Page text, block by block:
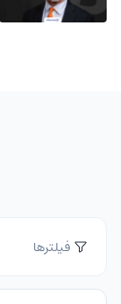
فیلترها